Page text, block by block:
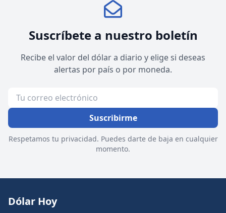
Suscríbete a nuestro boletín
Recibe el valor del dólar a diario y elige si deseas
alertas por país o por moneda.
Suscribirme
Respetamos tu privacidad. Puedes darte de baja en cualquier
momento.
Dólar Hoy